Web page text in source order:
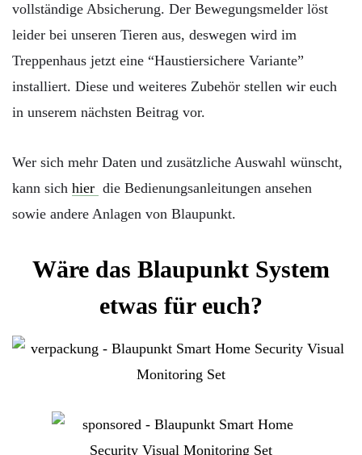
vollständige Absicherung. Der Bewegungsmelder löst
leider bei unseren Tieren aus, deswegen wird im
Treppenhaus jetzt eine “Haustiersichere Variante”
installiert. Diese und weiteres Zubehör stellen wir euch
in unserem nächsten Beitrag vor.
Wer sich mehr Daten und zusätzliche Auswahl wünscht,
kann sich hier die Bedienungsanleitungen ansehen
sowie andere Anlagen von Blaupunkt.
Wäre das Blaupunkt System
etwas für euch?